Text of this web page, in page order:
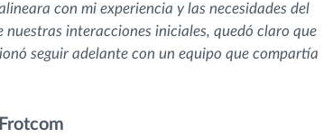
con mi experiencia y las necesidades del
interacciones iniciales, quedó claro que
seguir adelante con un equipo que compartía